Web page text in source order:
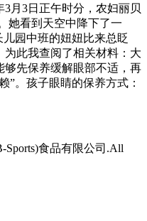
月3日正午时分，农妇丽贝
她看到天空中降下了一
园中班的妞妞比来总眨
为此我查阅了相关材料：大
先保养缓解眼部不适，再
”。孩子眼睛的保养方式：
Sports)食品有限公司.All